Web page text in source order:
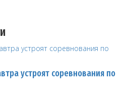
устроят соревнования по